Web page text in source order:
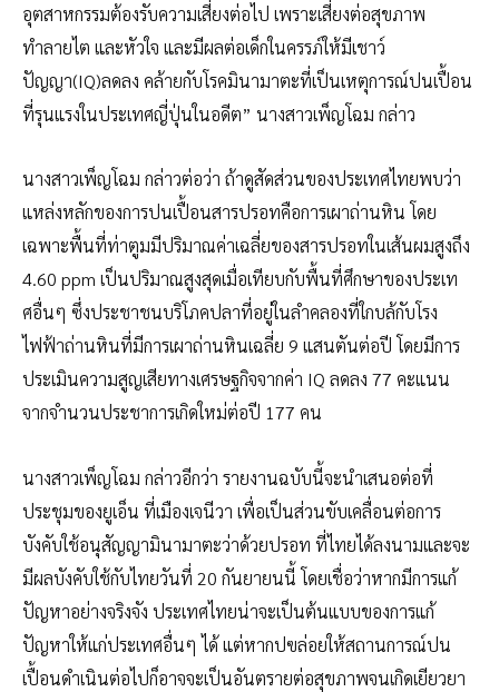
อุตสาหกรรมต้องรับความเสี่ยงต่อไป เพราะเสี่ยงต่อสุขภาพ
ทำลายไต และหัวใจ และมีผลต่อเด็กในครรภ์ให้มีเชาว์
ปัญญา(IQ)ลดลง คล้ายกับโรคมินามาตะที่เป็นเหตุการณ์ปนเปื้อน
ที่รุนแรงในประเทศญี่ปุ่นในอดีต” นางสาวเพ็ญโฉม กล่าว
นางสาวเพ็ญโฉม กล่าวต่อว่า ถ้าดูสัดส่วนของประเทศไทยพบว่า
แหล่งหลักของการปนเปื้อนสารปรอทคือการเผาถ่านหิน โดย
เฉพาะพื้นที่ท่าตูมมีปริมาณค่าเฉลี่ยของสารปรอทในเส้นผมสูงถึง
4.60 ppm เป็นปริมาณสูงสุดเมื่อเทียบกับพื้นที่ศึกษาของประเท
ศอื่นๆ ซึ่งประชาชนบริโภคปลาที่อยู่ในลำคลองที่ใกบล้กับโรง
ไฟฟ้าถ่านหินที่มีการเผาถ่านหินเฉลี่ย 9 แสนตันต่อปี โดยมีการ
ประเมินความสูญเสียทางเศรษฐกิจจากค่า IQ ลดลง 77 คะแนน
จากจำนวนประชาการเกิดใหม่ต่อปี 177 คน
นางสาวเพ็ญโฉม กล่าวอีกว่า รายงานฉบับนี้จะนำเสนอต่อที่
ประชุมของยูเอ็น ที่เมืองเจนีวา เพื่อเป็นส่วนขับเคลื่อนต่อการ
บังคับใช้อนุสัญญามินามาตะว่าด้วยปรอท ที่ไทยได้ลงนามและจะ
มีผลบังคับใช้กับไทยวันที่ 20 กันยายนนี้ โดยเชื่อว่าหากมีการแก้
ปัญหาอย่างจริงจัง ประเทศไทยน่าจะเป็นต้นแบบของการแก้
ปัญหาให้แก่ประเทศอื่นๆ ได้ แต่หากปฃล่อยให้สถานการณ์ปน
เปื้อนดำเนินต่อไปก็อาจจะเป็นอันตรายต่อสุขภาพจนเกิดเยียวยา